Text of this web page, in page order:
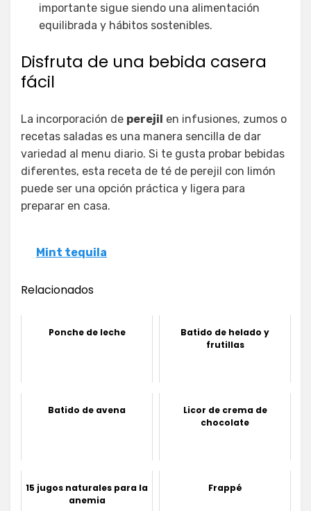
importante sigue siendo una alimentación
equilibrada y hábitos sostenibles.
Disfruta de una bebida casera
fácil
La incorporación de perejil en infusiones, zumos o
recetas saladas es una manera sencilla de dar
variedad al menu diario. Si te gusta probar bebidas
diferentes, esta receta de té de perejil con limón
puede ser una opción práctica y ligera para
preparar en casa.
Mint tequila
Relacionados
Ponche de leche
Batido de helado y
frutillas
Batido de avena
Licor de crema de
chocolate
15 jugos naturales para la
anemia
Frappé